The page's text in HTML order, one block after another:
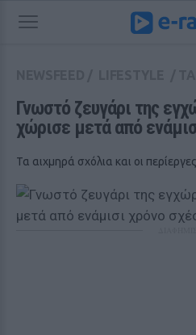
Γνωστό ζευγάρι της
χώρισε μετά από
Τα αιχμηρά σχόλια και οι